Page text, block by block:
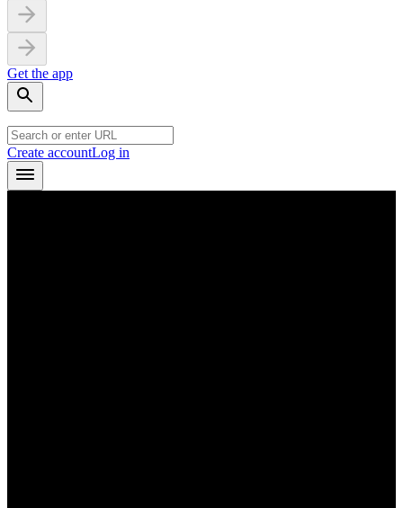
Get the app
Create accountLog in